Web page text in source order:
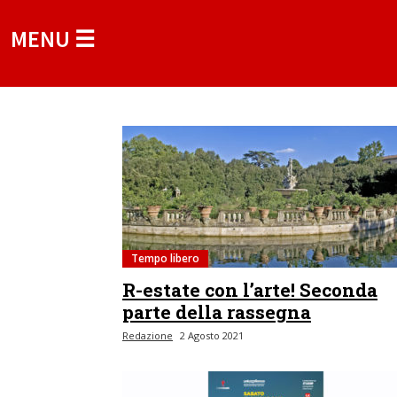
MENU ☰
Tempo libero
R-estate con l’arte! Seconda
parte della rassegna
Redazione 2 Agosto 2021